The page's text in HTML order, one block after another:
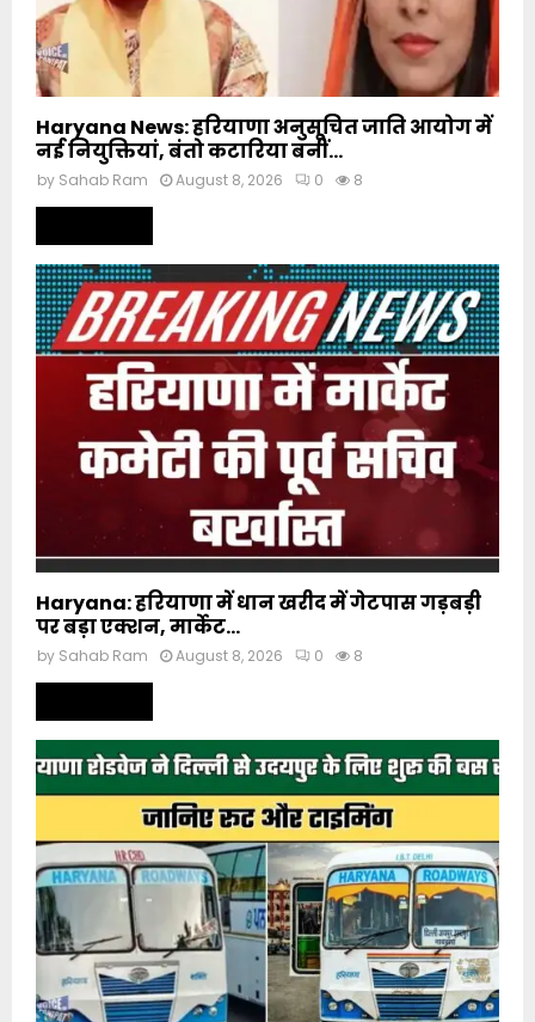
Haryana News: हरियाणा अनुसूचित जाति आयोग में
नई नियुक्तियां, बंतो कटारिया बनीं...
by Sahab Ram August 8, 2026 0 8
Haryana: हरियाणा में धान खरीद में गेटपास गड़बड़ी
पर बड़ा एक्शन, मार्केट...
by Sahab Ram August 8, 2026 0 8